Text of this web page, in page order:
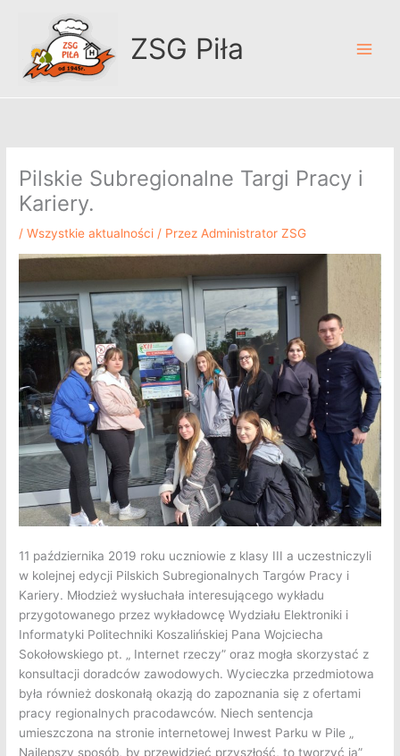
ZSG Piła
Pilskie Subregionalne Targi Pracy i
Kariery.
/Wszystkie aktualności / Przez Administrator ZSG
11 października 2019 roku uczniowie z klasy III a uczestniczyli
w kolejnej edycji Pilskich Subregionalnych Targów Pracy i
Kariery. Młodzież wysłuchała interesującego wykładu
przygotowanego przez wykładowcę Wydziału Elektroniki i
Informatyki Politechniki Koszalińskiej Pana Wojciecha
Sokołowskiego pt. „ Internet rzeczy” oraz mogła skorzystać z
konsultacji doradców zawodowych. Wycieczka przedmiotowa
była również doskonałą okazją do zapoznania się z ofertami
pracy regionalnych pracodawców. Niech sentencja
umieszczona na stronie internetowej Inwest Parku w Pile „
Najlepszy sposób, by przewidzieć przyszłość, to tworzyć ją”
m